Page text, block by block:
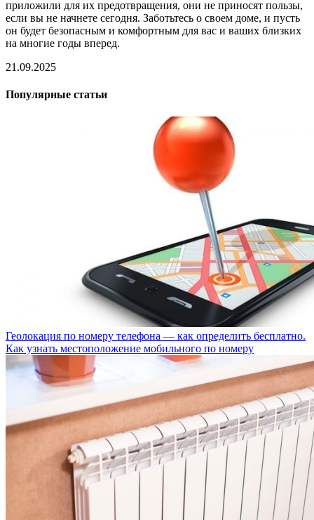
приложили для их предотвращения, они не приносят пользы,
если вы не начнете сегодня. Заботьтесь о своем доме, и пусть
он будет безопасным и комфортным для вас и ваших близких
на многие годы вперед.
21.09.2025
Популярные статьи
Геолокация по номеру телефона — как определить бесплатно.
Как узнать местоположение мобильного по номеру